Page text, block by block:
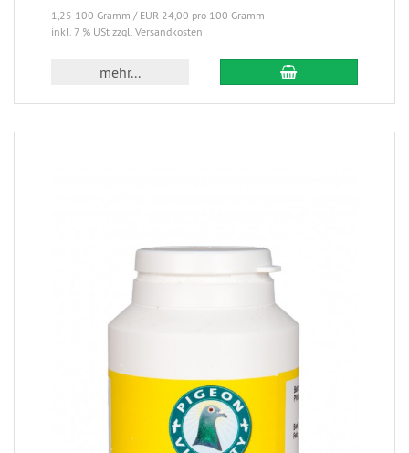
1,25 100 Gramm / EUR 24,00 pro 100 Gramm
inkl. 7 % USt zzgl. Versandkosten
mehr...